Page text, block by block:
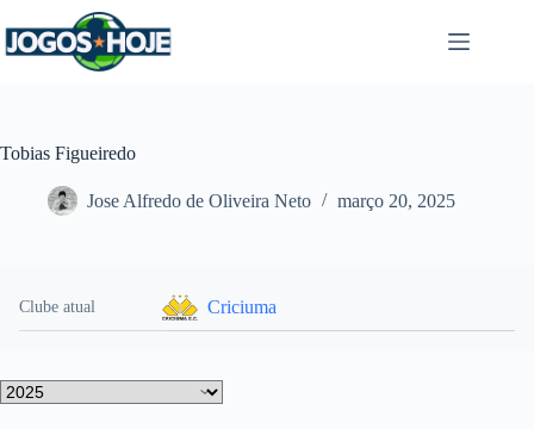
para
o
Tobias Figueiredo
Jose Alfredo de Oliveira Neto março 20, 2025
Clube atual Criciuma